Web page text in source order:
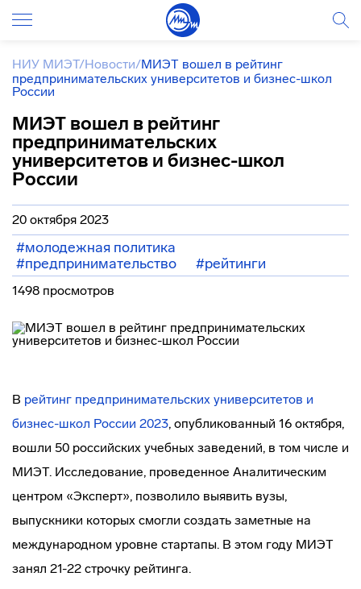
НИУ МИЭТ/Новости/МИЭТ вошел в рейтинг
предпринимательских университетов и бизнес-школ
России
МИЭТ вошел в рейтинг
предпринимательских
университетов и бизнес-школ
России
20 октября 2023
#молодежная политика
#предпринимательство
#рейтинги
1498 просмотров
В рейтинг предпринимательских университетов и
бизнес-школ России 2023, опубликованный 16 октября,
вошли 50 российских учебных заведений, в том числе и
МИЭТ. Исследование, проведенное Аналитическим
центром «Эксперт», позволило выявить вузы,
выпускники которых смогли создать заметные на
международном уровне стартапы. В этом году МИЭТ
занял 21-22 строчку рейтинга.